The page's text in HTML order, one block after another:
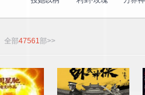
全部47561部>>